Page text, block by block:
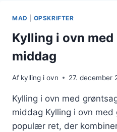
MAD OPSKRIFTER
Kylling i ovn
middag
Af kylling i ovn 27. december
Kylling i ovn med
middag Kylling i ovn med
populær ret, der